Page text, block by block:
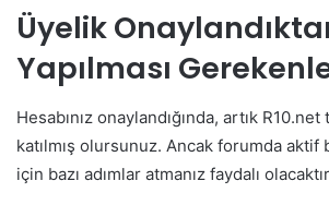
Üyelik
Yapılması
Hesabınız onaylandığında, artık
katılmış olursunuz. Ancak forumda aktif
için bazı adımlar atmanız faydalı